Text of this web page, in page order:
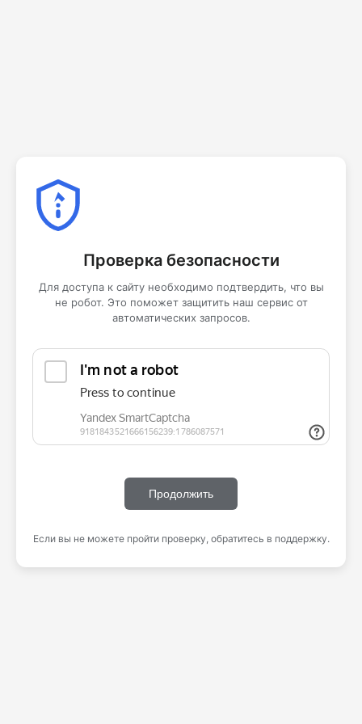
Проверка безопасности
Для доступа к сайту необходимо подтвердить, что вы
не робот. Это поможет защитить наш сервис от
автоматических запросов.
Продолжить
Если вы не можете пройти проверку, обратитесь в поддержку.